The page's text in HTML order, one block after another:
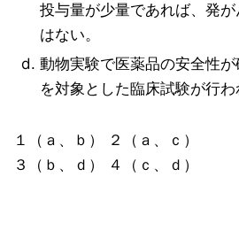
投与量が少量であれば、発
はない。
動物実験で医薬品の安全性
を対象とした臨床試験が行わ
１（ａ、ｂ） ２（ａ、ｃ）
３（ｂ、ｄ） ４（ｃ、ｄ）